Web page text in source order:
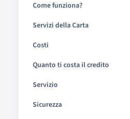
Come funziona?
Servizi della Carta
Costi
Quanto ti costa il credito
Servizio
Sicurezza